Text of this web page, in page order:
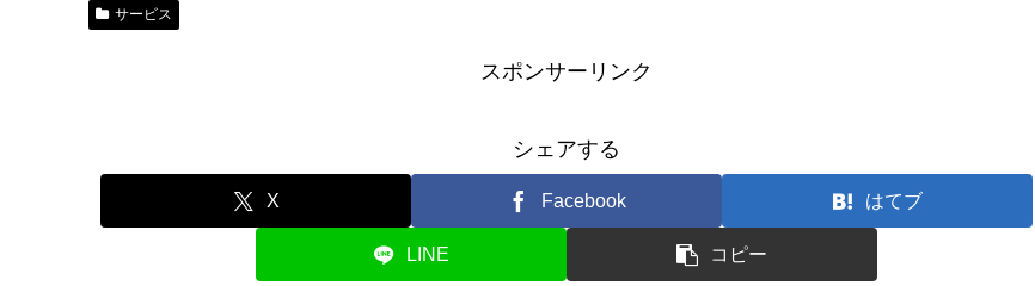
サービス
スポンサーリンク
シェアする
X Facebook はてブ
LINE コピー